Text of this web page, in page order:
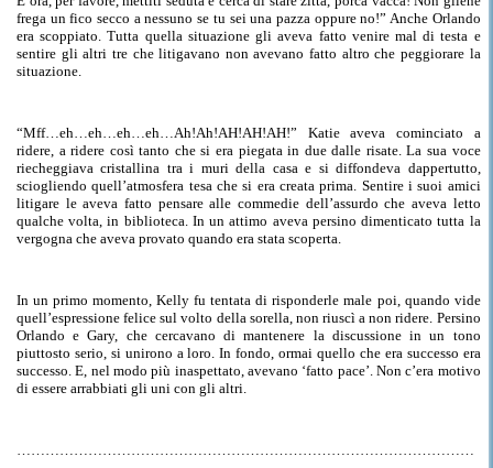
frega un fico secco a nessuno se tu sei una pazza oppure no!” Anche Orlando
era scoppiato. Tutta quella situazione gli aveva fatto venire maldi testa e
sentire gli altri tre che litigavano non avevano fatto altro che peggiorare la
situazione.
“Mff…eh…eh…eh…eh…Ah!Ah!AH!AH!AH!” Katie aveva cominciato a
ridere, a ridere così tanto che si era piegata in due dalle risate. La sua voce
riecheggiava cristallina tra i muri della casa e si diffondeva dappertutto,
sciogliendo quell’atmosfera tesa che si era creata prima. Sentire i suoi amici
litigare le aveva fatto pensare alle commedie dell’assurdo che aveva letto
qualche volta, in biblioteca. In un attimo aveva persino dimenticato tutta la
vergogna che aveva provato quando era stata scoperta.
In un primo momento, Kelly fu tentata di risponderle male poi, quando vide
quell’espressione felice sul volto della sorella, non riuscì a non ridere. Persino
Orlando e Gary, che cercavano di mantenere la discussione in un tono
piuttosto serio, si unirono a loro. In fondo, ormai quello che era successo era
successo.E, nel modo più inaspettato, avevano ‘fatto pace’. Non c’era motivo
di essere arrabbiati gli uni con gli altri.
……………………………………………………………………………………